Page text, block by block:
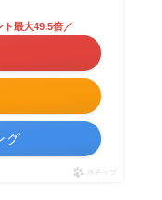
ト最大49.5倍／
グ
ポチップ